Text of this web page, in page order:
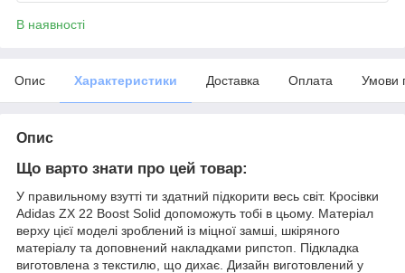
В наявності
Опис Характеристики Доставка Оплата Умови
Опис
Що варто знати про цей товар:
У правильному взутті ти здатний підкорити весь світ. Кросівки
Adidas ZX 22 Boost Solid допоможуть тобі в цьому. Матеріал
верху цієї моделі зроблений із міцної замші, шкіряного
матеріалу та доповнений накладками рипстоп. Підкладка
виготовлена з текстилю, що дихає. Дизайн виготовлений у